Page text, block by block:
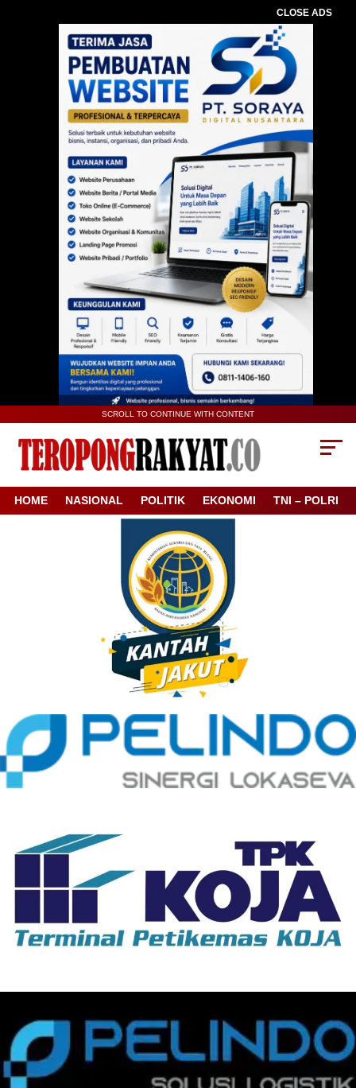
CLOSE ADS
SCROLL TO CONTINUE WITH CONTENT
HOME NASIONAL POLITIK EKONOMI TNI – POLRI